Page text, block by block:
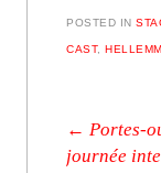
POSTED IN
CAST,
Post
← Portes-
journée